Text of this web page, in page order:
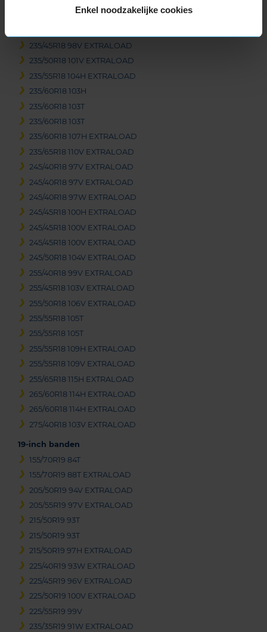
Enkel noodzakelijke cookies
235/40R18 95V EXTRALOAD
235/45R18 98V EXTRALOAD
235/50R18 101V EXTRALOAD
235/55R18 104H EXTRALOAD
235/60R18 103H
235/60R18 103T
235/60R18 103T
235/60R18 107H EXTRALOAD
235/65R18 110V EXTRALOAD
245/40R18 97V EXTRALOAD
245/40R18 97V EXTRALOAD
245/40R18 97W EXTRALOAD
245/45R18 100H EXTRALOAD
245/45R18 100V EXTRALOAD
245/45R18 100V EXTRALOAD
245/50R18 104V EXTRALOAD
255/40R18 99V EXTRALOAD
255/45R18 103V EXTRALOAD
255/50R18 106V EXTRALOAD
255/55R18 105T
255/55R18 105T
255/55R18 109H EXTRALOAD
255/55R18 109V EXTRALOAD
255/65R18 115H EXTRALOAD
265/60R18 114H EXTRALOAD
265/60R18 114H EXTRALOAD
275/40R18 103V EXTRALOAD
19-inch banden
155/70R19 84T
155/70R19 88T EXTRALOAD
205/50R19 94V EXTRALOAD
205/55R19 97V EXTRALOAD
215/50R19 93T
215/50R19 93T
215/50R19 97H EXTRALOAD
225/40R19 93W EXTRALOAD
225/45R19 96V EXTRALOAD
225/50R19 100V EXTRALOAD
225/55R19 99V
235/35R19 91W EXTRALOAD